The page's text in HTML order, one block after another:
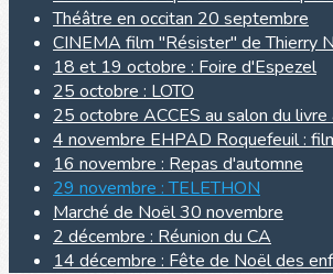
Théâtre en occitan 20 septembre
CINEMA film "Résister" de Thierry
18 et 19 octobre : Foire d'Espezel
25 octobre : LOTO
25 octobre ACCES au salon du
4 novembre EHPAD Roquefeuil :
16 novembre : Repas d'automne
29 novembre : TELETHON
Marché de Noël 30 novembre
2 décembre : Réunion du CA
14 décembre : Fête de Noël des